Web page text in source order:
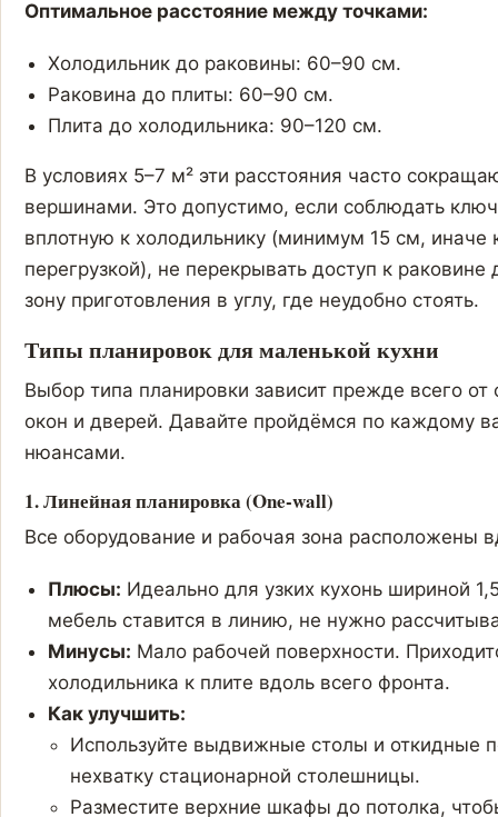
Оптимальное расстояние между точками:
Холодильник до раковины: 60–90 см.
Раковина до плиты: 60–90 см.
Плита до холодильника: 90–120 см.
В условиях 5–7 м² эти расстояния часто
вершинами. Это допустимо, если соблюдать
вплотную к холодильнику (минимум 15 см, иначе
перегрузкой), не перекрывать доступ к
зону приготовления в углу, где неудобно стоять.
Типы планировок для маленькой кухни
Выбор типа планировки зависит прежде всего
окон и дверей. Давайте пройдёмся по каждому
нюансами.
1. Линейная планировка (One-wall)
Все оборудование и рабочая зона расположены
Плюсы: Идеально для узких кухонь шириной
мебель ставится в линию, не нужно
Минусы: Мало рабочей поверхности.
холодильника к плите вдоль всего фронта.
Как улучшить:
Используйте выдвижные столы и откидные
нехватку стационарной столешницы.
Разместите верхние шкафы до потолка,